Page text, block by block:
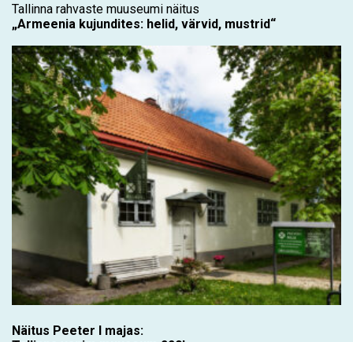
Tallinna rahvaste muuseumi näitus
„Armeenia kujundites: helid, värvid, mustrid“
Näitus Peeter I majas: